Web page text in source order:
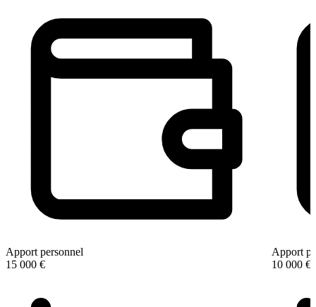
Apport personnel
15 000 €
Apport
10 000 €